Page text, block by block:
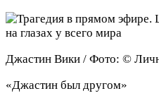
Джастин Вики / Фото: ©
«Джастин был другом»